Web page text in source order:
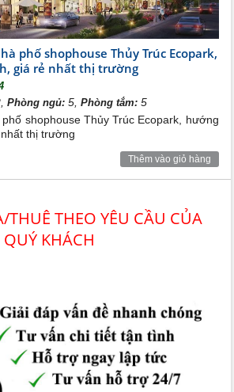
phố shophouse Thủy Trúc Ecopark,
giá rẻ nhất thị trường
Phòng ngủ: 5,Phòng tắm: 5
shophouse Thủy Trúc Ecopark, hướng
thị trường
Thêm vào giỏ hàng
THEO YÊU CẦU CỦA
QUÝ KHÁCH